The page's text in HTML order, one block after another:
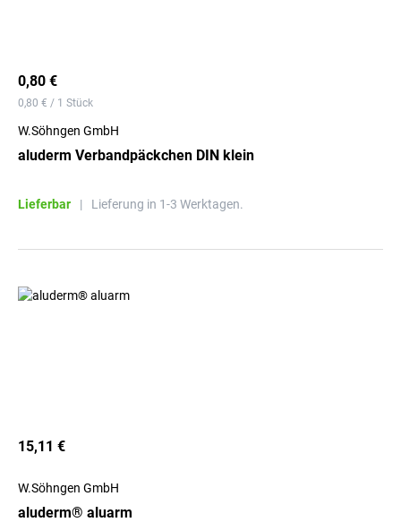
0,80 €
0,80 € / 1 Stück
W.Söhngen GmbH
aluderm Verbandpäckchen DIN klein
Lieferbar | Lieferung in 1-3 Werktagen.
15,11 €
W.Söhngen GmbH
aluderm® aluarm